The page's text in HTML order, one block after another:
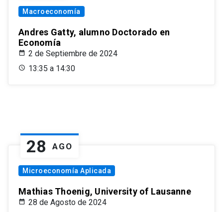
Macroeconomía
Andres Gatty, alumno Doctorado en
Economía
2 de Septiembre de 2024
13:35 a 14:30
28 AGO
Microeconomía Aplicada
Mathias Thoenig, University of Lausanne
28 de Agosto de 2024